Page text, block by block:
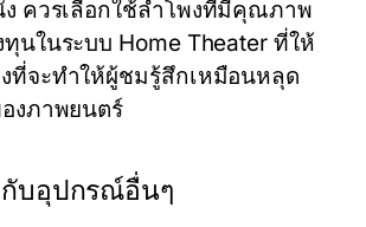
ง ควรเลือกใช้ลำโพงที่มีคุณภาพ
นในระบบ Home Theater ที่ให้
ที่จะทำให้ผู้ชมรู้สึกเหมือนหลุด
งภาพยนตร์
บอุปกรณ์อื่นๆ